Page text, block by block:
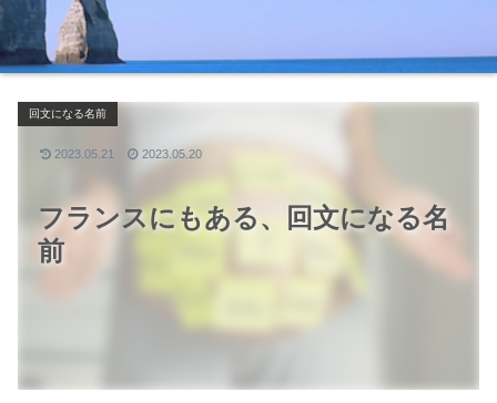
フランスにもある、回文になる名
前
回文になる名前
2023.05.21 2023.05.20